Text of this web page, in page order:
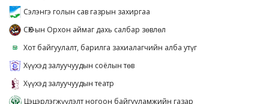
Сэлэнгэ голын сав газрын захиргаа
СӨХ-ын Орхон аймаг дахь салбар зөвлөл
Хот байгуулалт, барилга захиалагчийн алба утүг
Хүүхэд залуучуудын соёлын төв
Хүүхэд залуучуудын театр
Цэцэрлэгжүүлэлт ногоон байгууламжийн газар